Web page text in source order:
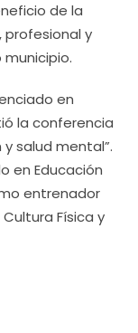
de la
profesional y
en
la conferencia
salud mental”.
en Educación
entrenador
Física y